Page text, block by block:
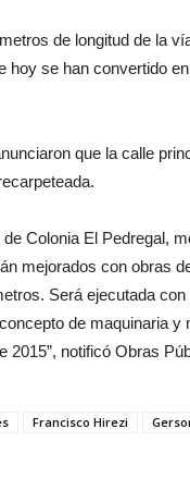
de longitud de la
hoy se han convertido
que la calle
de Colonia El Pedregal,
mejorados con obras
Será ejecutada
de maquinaria
2015”, notificó Obras
Francisco Hirezi